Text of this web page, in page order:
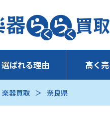
選ばれる理由 高く
楽器買取 奈良県